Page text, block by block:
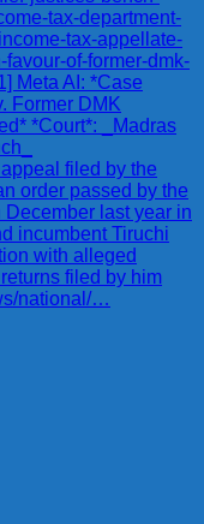
tax-department-
tax-appellate-
of-former-dmk-
Meta AI: *Case
Former DMK
*Court*: _Madras
filed by the
order passed by the
December last year in
incumbent Tiruchi
with alleged
filed by him
national/…